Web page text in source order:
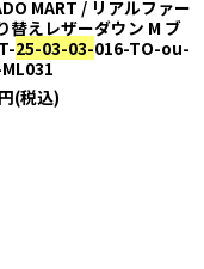
MART / リアルファー
替えレザーダウン M ブ
25-03-03-016-TO-ou-
円(税込)